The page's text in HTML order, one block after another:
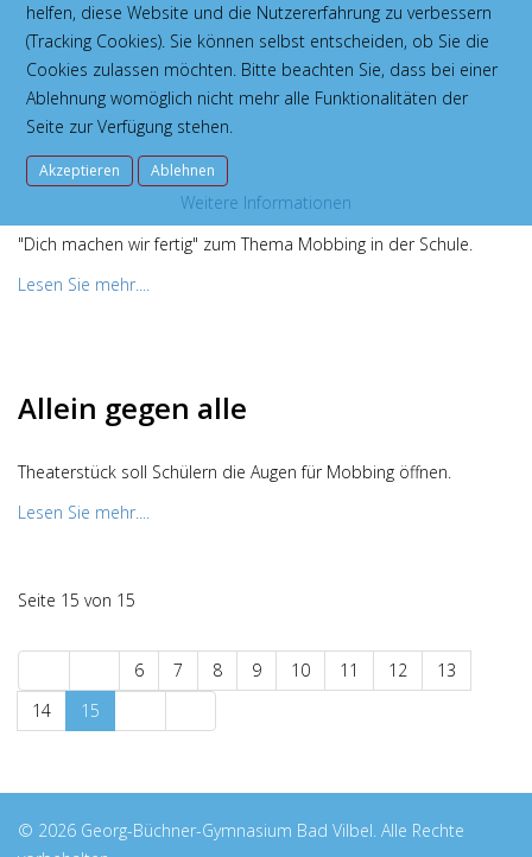
Lesen Sie mehr....
Gehänselt und schikaniert
Das Frankfurter "TheatereMotion" zeigt GBG-Schülern das Stück
"Dich machen wir fertig" zum Thema Mobbing in der Schule.
Lesen Sie mehr....
Allein gegen alle
Theaterstück soll Schülern die Augen für Mobbing öffnen.
Lesen Sie mehr....
Seite 15 von 15
6 7 8 9 10 11 12
13
14
15
© 2026 Georg-Büchner-Gymnasium Bad Vilbel. Alle Rechte
helfen, diese Website und die Nutzererfahrung zu verbessern
(Tracking Cookies). Sie können selbst entscheiden, ob Sie die
Cookies zulassen möchten. Bitte beachten Sie, dass bei einer
Ablehnung womöglich nicht mehr alle Funktionalitäten der
Seite zur Verfügung stehen.
Akzeptieren Ablehnen
Weitere Informationen